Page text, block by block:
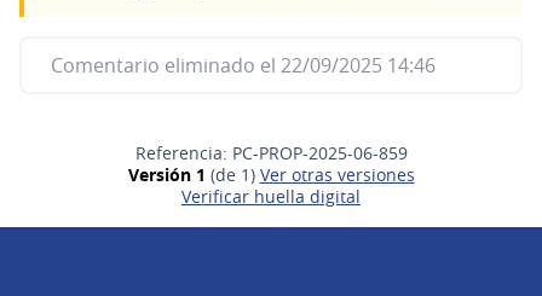
Comentario eliminado el 22/09/2025 14:46
Referencia: PC-PROP-2025-06-859
Versión 1 (de 1)
ver otras versiones
Verificar huella digital